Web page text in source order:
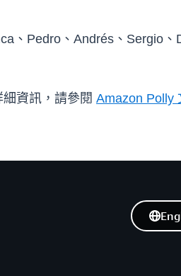
、Pedro、Andrés、Sergio、
資訊，請參閱 Amazon Polly